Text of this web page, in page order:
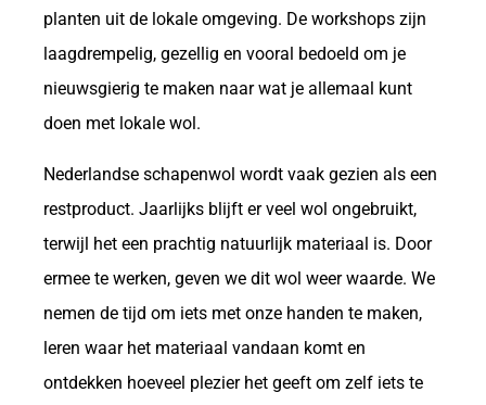
planten uit de lokale omgeving. De workshops zijn
laagdrempelig, gezellig en vooral bedoeld om je
nieuwsgierig te maken naar wat je allemaal kunt
doen met lokale wol.
Nederlandse schapenwol wordt vaak gezien als een
restproduct. Jaarlijks blijft er veel wol ongebruikt,
terwijl het een prachtig natuurlijk materiaal is. Door
ermee te werken, geven we dit wol weer waarde. We
nemen de tijd om iets met onze handen te maken,
leren waar het materiaal vandaan komt en
ontdekken hoeveel plezier het geeft om zelf iets te